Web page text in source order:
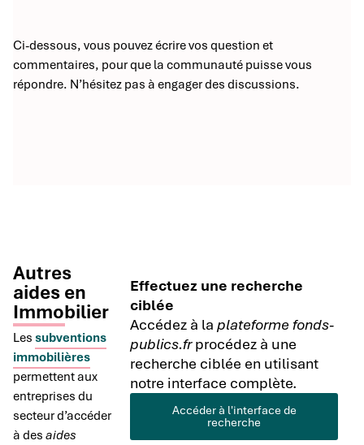
Ci-dessous, vous pouvez écrire vos question et
commentaires, pour que la communauté puisse vous
répondre. N’hésitez pas à engager des discussions.
Autres
aides en
Immobilier
Les subventions
immobilières
permettent aux
entreprises du
secteur d’accéder
à des aides
Effectuez une recherche
ciblée
Accédez à laplateforme fonds-
publics.frprocédez à une
recherche ciblée en utilisant
notre interface complète.
Accéder à l'interface de
recherche